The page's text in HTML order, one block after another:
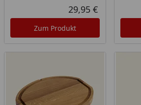
Aktueller
29,95 €
Zum Produkt